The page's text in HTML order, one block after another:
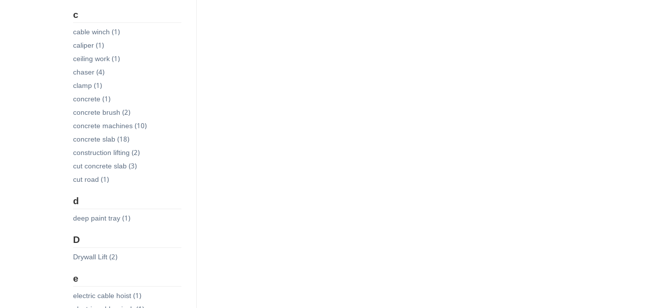
c
cable winch (1)
caliper (1)
ceiling work (1)
chaser (4)
clamp (1)
concrete (1)
concrete brush (2)
concrete machines (10)
concrete slab (18)
construction lifting (2)
cut concrete slab (3)
cut road (1)
d
deep paint tray (1)
D
Drywall Lift (2)
e
electric cable hoist (1)